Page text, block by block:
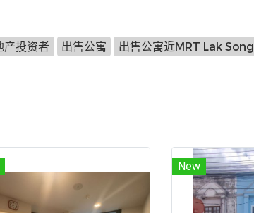
产投资者 出售公寓 出售公寓近MRT Lak Song
New